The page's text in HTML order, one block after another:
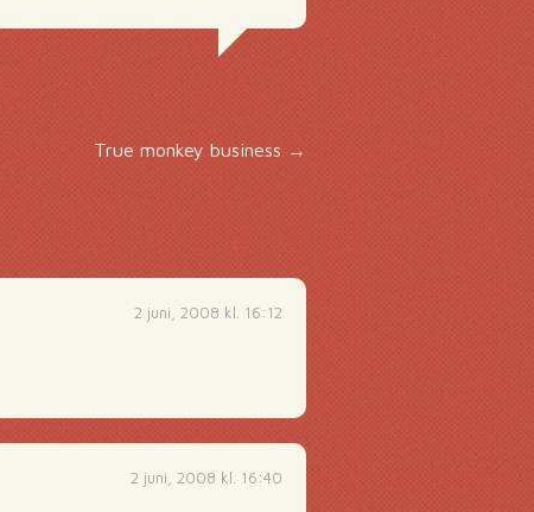
True monkey business →
2 juni, 2008 kl. 16:12
2 juni, 2008 kl. 16:40